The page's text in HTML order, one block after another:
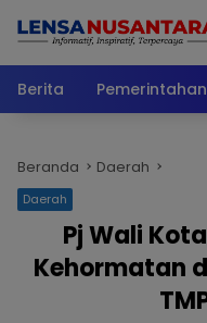
Berita
Pemerintahan
Beranda Daerah
Daerah
Pj Wali
Kehormatan